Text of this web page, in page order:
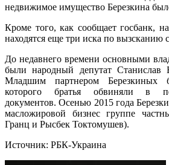
недвижимое имущество Березкина
Кроме того, как сообщает госбанк,
находятся еще три иска по вызсканию
До недавнего времени основными
были народный депутат Станислав
Младшим партнером
которого братья обвиняли в
документов. Осенью 2015 года
масложировой бизнес группе
Гранц и Рысбек Токтомушев).
Источник: РБК-Украина